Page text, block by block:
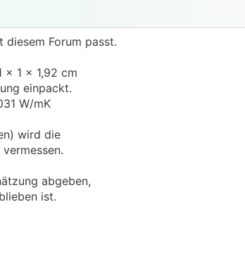
Forum passt.
x 1 x 1,92 cm
einpackt.
W/mK
wird die
abgeben,
ist.